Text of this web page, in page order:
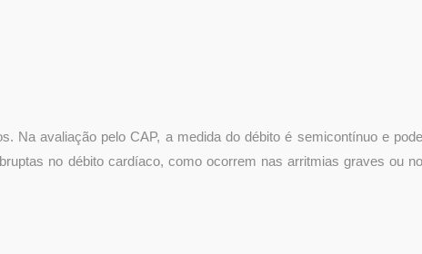
Na avaliação pelo CAP, a medida do débito é semicontínuo e pode
no débito cardíaco, como ocorrem nas arritmias graves ou no